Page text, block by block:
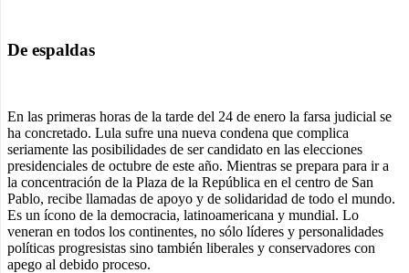
De espaldas
En las primeras horas de la tarde del 24 de enero la farsa judicial se
ha concretado. Lula sufre una nueva condena que complica
seriamente las posibilidades de ser candidato en las elecciones
presidenciales de octubre de este año. Mientras se prepara para ir a
la concentración de la Plaza de la República en el centro de San
Pablo, recibe llamadas de apoyo y de solidaridad de todo el mundo.
Es un ícono de la democracia, latinoamericana y mundial. Lo
veneran en todos los continentes, no sólo líderes y personalidades
políticas progresistas sino también liberales y conservadores con
apego al debido proceso.